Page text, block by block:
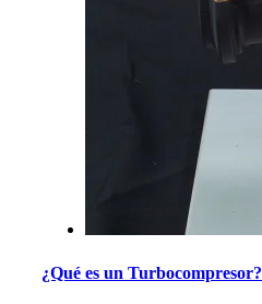
¿Qué es un Turbocompresor?